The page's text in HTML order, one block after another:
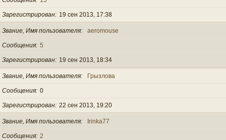
Зарегистрирован 19 сен 2013, 17:38
Звание, Имя пользователя aeromouse
Сообщения 5
Зарегистрирован 19 сен 2013, 18:34
Звание, Имя пользователя Грызлова
Сообщения 0
Зарегистрирован 22 сен 2013, 19:20
Звание, Имя пользователя Irinka77
Сообщения 2